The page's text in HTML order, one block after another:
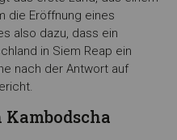
die Eröffnung eines
also dazu, dass ein
in Siem Reap ein
nach der Antwort auf